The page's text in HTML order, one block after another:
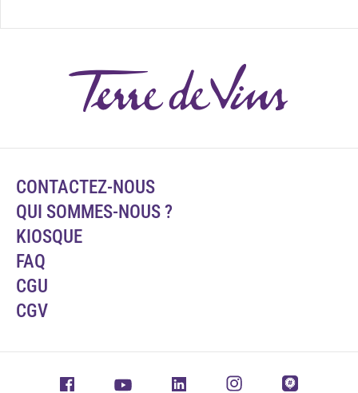
CONTACTEZ-NOUS
QUI SOMMES-NOUS ?
KIOSQUE
FAQ
CGU
CGV